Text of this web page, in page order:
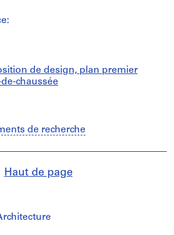
de design, plan premier
chaussée
de recherche
Haut de page